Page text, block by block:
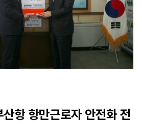
항 항만근로자 안전화 전